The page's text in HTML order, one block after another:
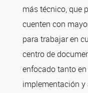
más técnico, que
cuenten con
para trabajar en
centro de
enfocado tanto
implementación